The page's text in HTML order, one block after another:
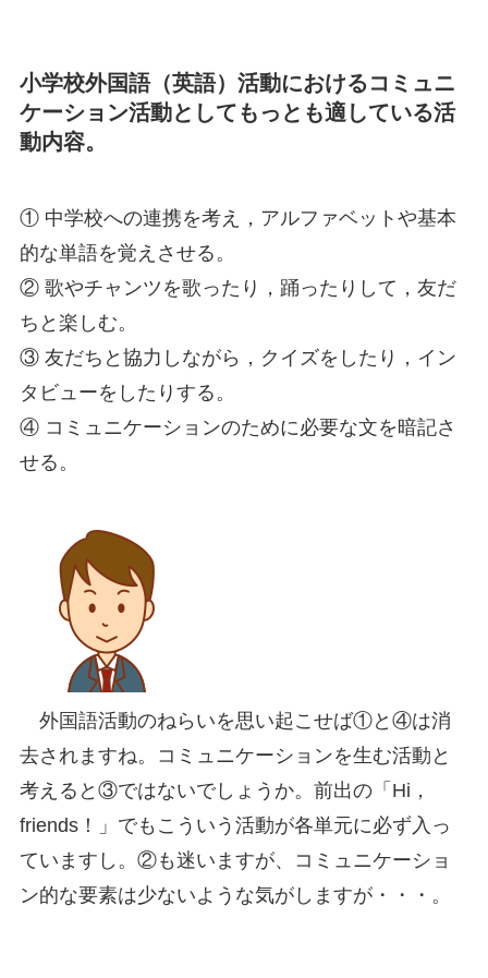
小学校外国語（英語）活動におけるコミュニ
ケーション活動としてもっとも適している活
動内容。
① 中学校への連携を考え，アルファベットや基本
的な単語を覚えさせる。
② 歌やチャンツを歌ったり，踊ったりして，友だ
ちと楽しむ。
③ 友だちと協力しながら，クイズをしたり，イン
タビューをしたりする。
④ コミュニケーションのために必要な文を暗記さ
せる。
外国語活動のねらいを思い起こせば①と④は消
去されますね。コミュニケーションを生む活動と
考えると③ではないでしょうか。前出の「Hi，
friends！」でもこういう活動が各単元に必ず入っ
ていますし。②も迷いますが、コミュニケーショ
ン的な要素は少ないような気がしますが・・・。